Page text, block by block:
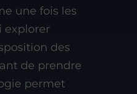
une fois les
explorer
des
de prendre
permet